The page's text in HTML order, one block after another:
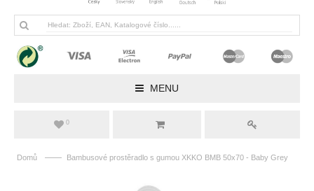
MENU
0
Domů —— Bambusové prostěradlo s gumou XKKO BMB 50x70 - Baby Grey